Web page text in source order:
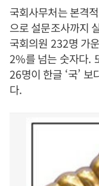
국회사무처는 본격
으로 설문조사까지
국회의원 232명 가
2%를 넘는 숫자다.
26명이 한글 ‘국’ 보
다.